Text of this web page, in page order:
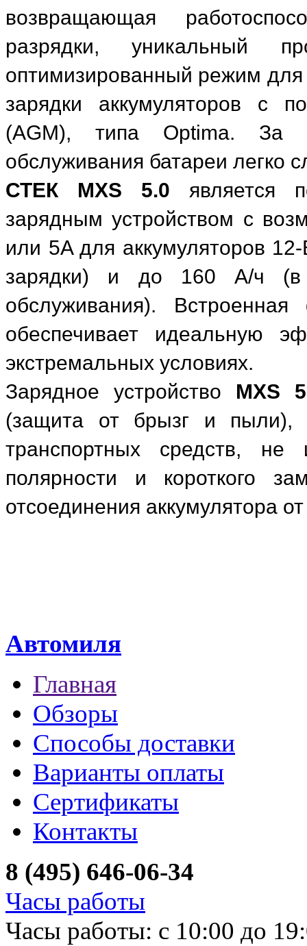
возвращающая
разрядки, уникальный
оптимизированный режим для
зарядки аккумуляторов с
(AGM), типа Optima. За
обслуживания батареи легко
СТЕК MXS 5.0 является
зарядным устройством с
или 5A для аккумуляторов
зарядки) и до 160 А/ч (в
обслуживания).
обеспечивает идеальную
экстремальных условиях.
Зарядное устройство MXS
(защита от брызг и пыли),
транспортных средств,
полярности и короткого
отсоединения аккумулятора
Автомиля
Главная
Обзоры
Способы доставки
Варианты оплаты
Сертификаты
Контакты
8 (495) 646-06-34
Часы работы
Часы работы: с 10:00 до